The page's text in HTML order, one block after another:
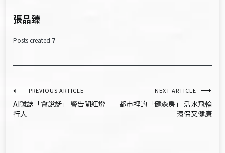
張品臻
Posts created 7
文
章
PREVIOUS ARTICLE
AI號誌「會說話」 警告闖紅燈
行人
NEXT ARTICLE
都市裡的「健森房」 活水飛輪
環保又健康